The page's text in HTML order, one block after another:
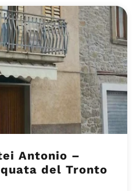
Antonio –